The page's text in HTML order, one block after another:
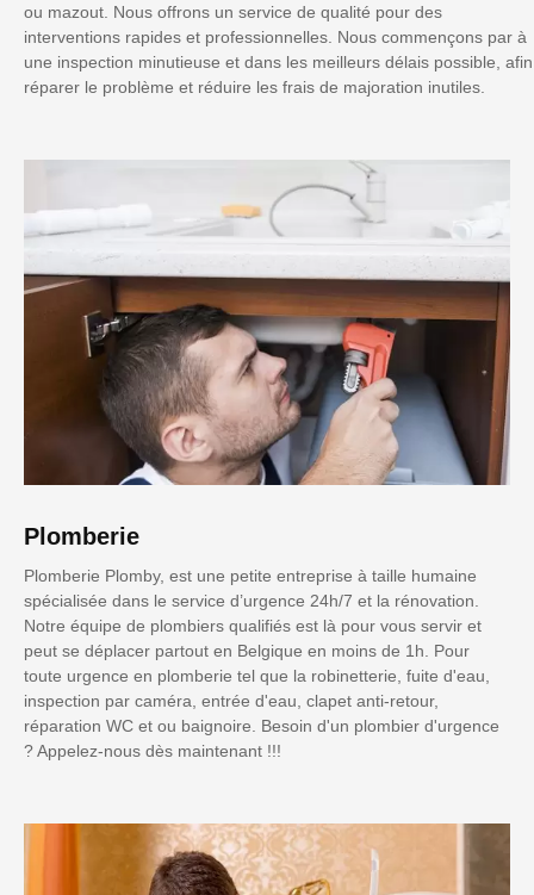
ou mazout. Nous offrons un service de qualité pour des
interventions rapides et professionnelles. Nous commençons par à
une inspection minutieuse et dans les meilleurs délais possible, afin
réparer le problème et réduire les frais de majoration inutiles.
Plomberie
Plomberie Plomby, est une petite entreprise à taille humaine
spécialisée dans le service d’urgence 24h/7 et la rénovation.
Notre équipe de plombiers qualifiés est là pour vous servir et
peut se déplacer partout en Belgique en moins de 1h. Pour
toute urgence en plomberie tel que la robinetterie, fuite d'eau,
inspection par caméra, entrée d'eau, clapet anti-retour,
réparation WC et ou baignoire. Besoin d'un plombier d'urgence
? Appelez-nous dès maintenant !!!